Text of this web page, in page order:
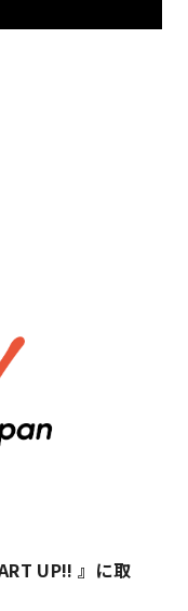
UP!! 』に取